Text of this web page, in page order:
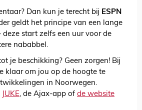
Dan kun je terecht bij ESPN
geldt het principe van een lange
start zelfs een uur voor de
nababbel.
je beschikking? Geen zorgen! Bij
klaar om jou op de hoogte te
in Noorwegen.
JUKE, de Ajax-app of de website